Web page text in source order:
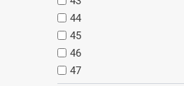
44
45
46
47